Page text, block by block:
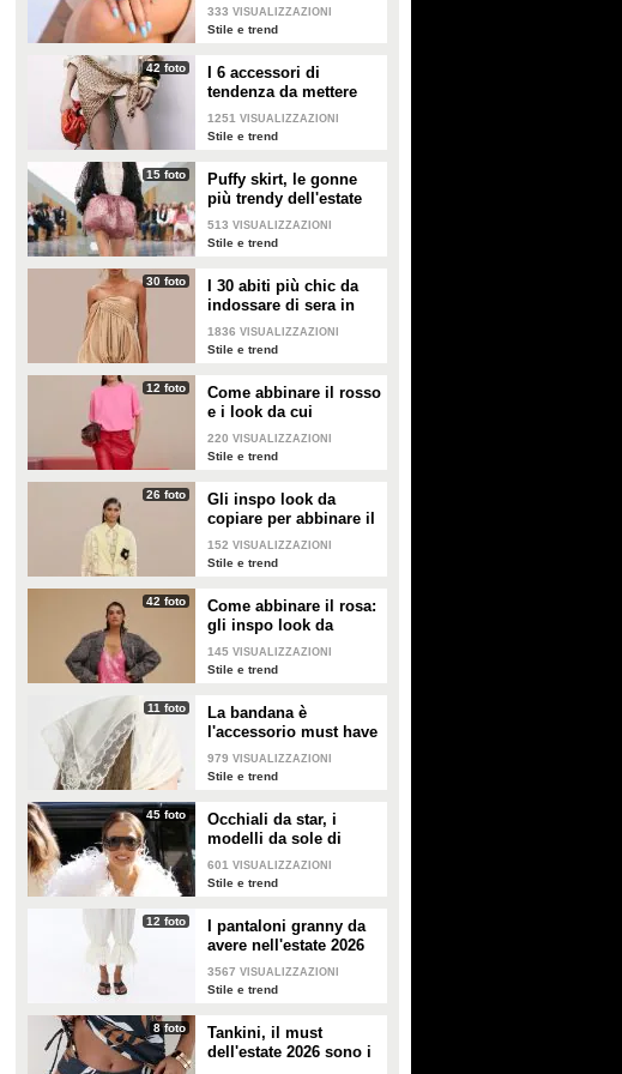
333 VISUALIZZAZIONI
Stile e trend
42 foto
I 6 accessori di
tendenza da mettere
nella valigia dell'estate
2026
1251 VISUALIZZAZIONI
Stile e trend
15 foto
Puffy skirt, le gonne
più trendy dell'estate
2026 sono quelle a
palloncino
513 VISUALIZZAZIONI
Stile e trend
30 foto
I 30 abiti più chic da
indossare di sera in
estate
1836 VISUALIZZAZIONI
Stile e trend
12 foto
Come abbinare il rosso
e i look da cui
prendere ispirazione
220 VISUALIZZAZIONI
Stile e trend
26 foto
Gli inspo look da
copiare per abbinare il
giallo
152 VISUALIZZAZIONI
Stile e trend
42 foto
Come abbinare il rosa:
gli inspo look da
copiare
145 VISUALIZZAZIONI
Stile e trend
11 foto
La bandana è
l'accessorio must have
dell'estate 2026: i
modelli di tendenza
979 VISUALIZZAZIONI
Stile e trend
45 foto
Occhiali da star, i
modelli da sole di
tendenza per l'estate
2026
601 VISUALIZZAZIONI
Stile e trend
12 foto
I pantaloni granny da
avere nell'estate 2026
3567 VISUALIZZAZIONI
Stile e trend
8 foto
Tankini, il must
dell'estate 2026 sono i